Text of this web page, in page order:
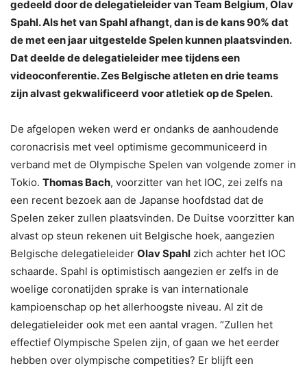
gedeeld door de delegatieleider van Team Belgium, Olav
Spahl. Als het van Spahl afhangt, dan is de kans 90% dat
de met een jaar uitgestelde Spelen kunnen plaatsvinden.
Dat deelde de delegatieleider mee tijdens een
videoconferentie. Zes Belgische atleten en drie teams
zijn alvast gekwalificeerd voor atletiek op de Spelen.
De afgelopen weken werd er ondanks de aanhoudende
coronacrisis met veel optimisme gecommuniceerd in
verband met de Olympische Spelen van volgende zomer in
Tokio. Thomas Bach, voorzitter van het IOC, zei zelfs na
een recent bezoek aan de Japanse hoofdstad dat de
Spelen zeker zullen plaatsvinden. De Duitse voorzitter kan
alvast op steun rekenen uit Belgische hoek, aangezien
Belgische delegatieleider Olav Spahl zich achter het IOC
schaarde. Spahl is optimistisch aangezien er zelfs in de
woelige coronatijden sprake is van internationale
kampioenschap op het allerhoogste niveau. Al zit de
delegatieleider ook met een aantal vragen. “Zullen het
effectief Olympische Spelen zijn, of gaan we het eerder
hebben over olympische competities? Er blijft een